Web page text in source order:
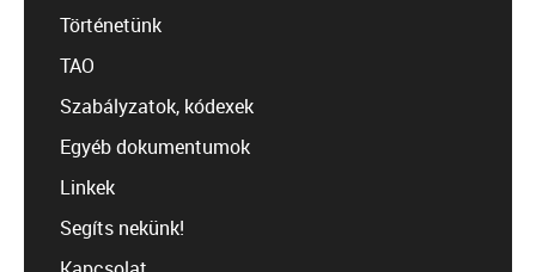
Történetünk
TAO
Szabályzatok, kódexek
Egyéb dokumentumok
Linkek
Segíts nekünk!